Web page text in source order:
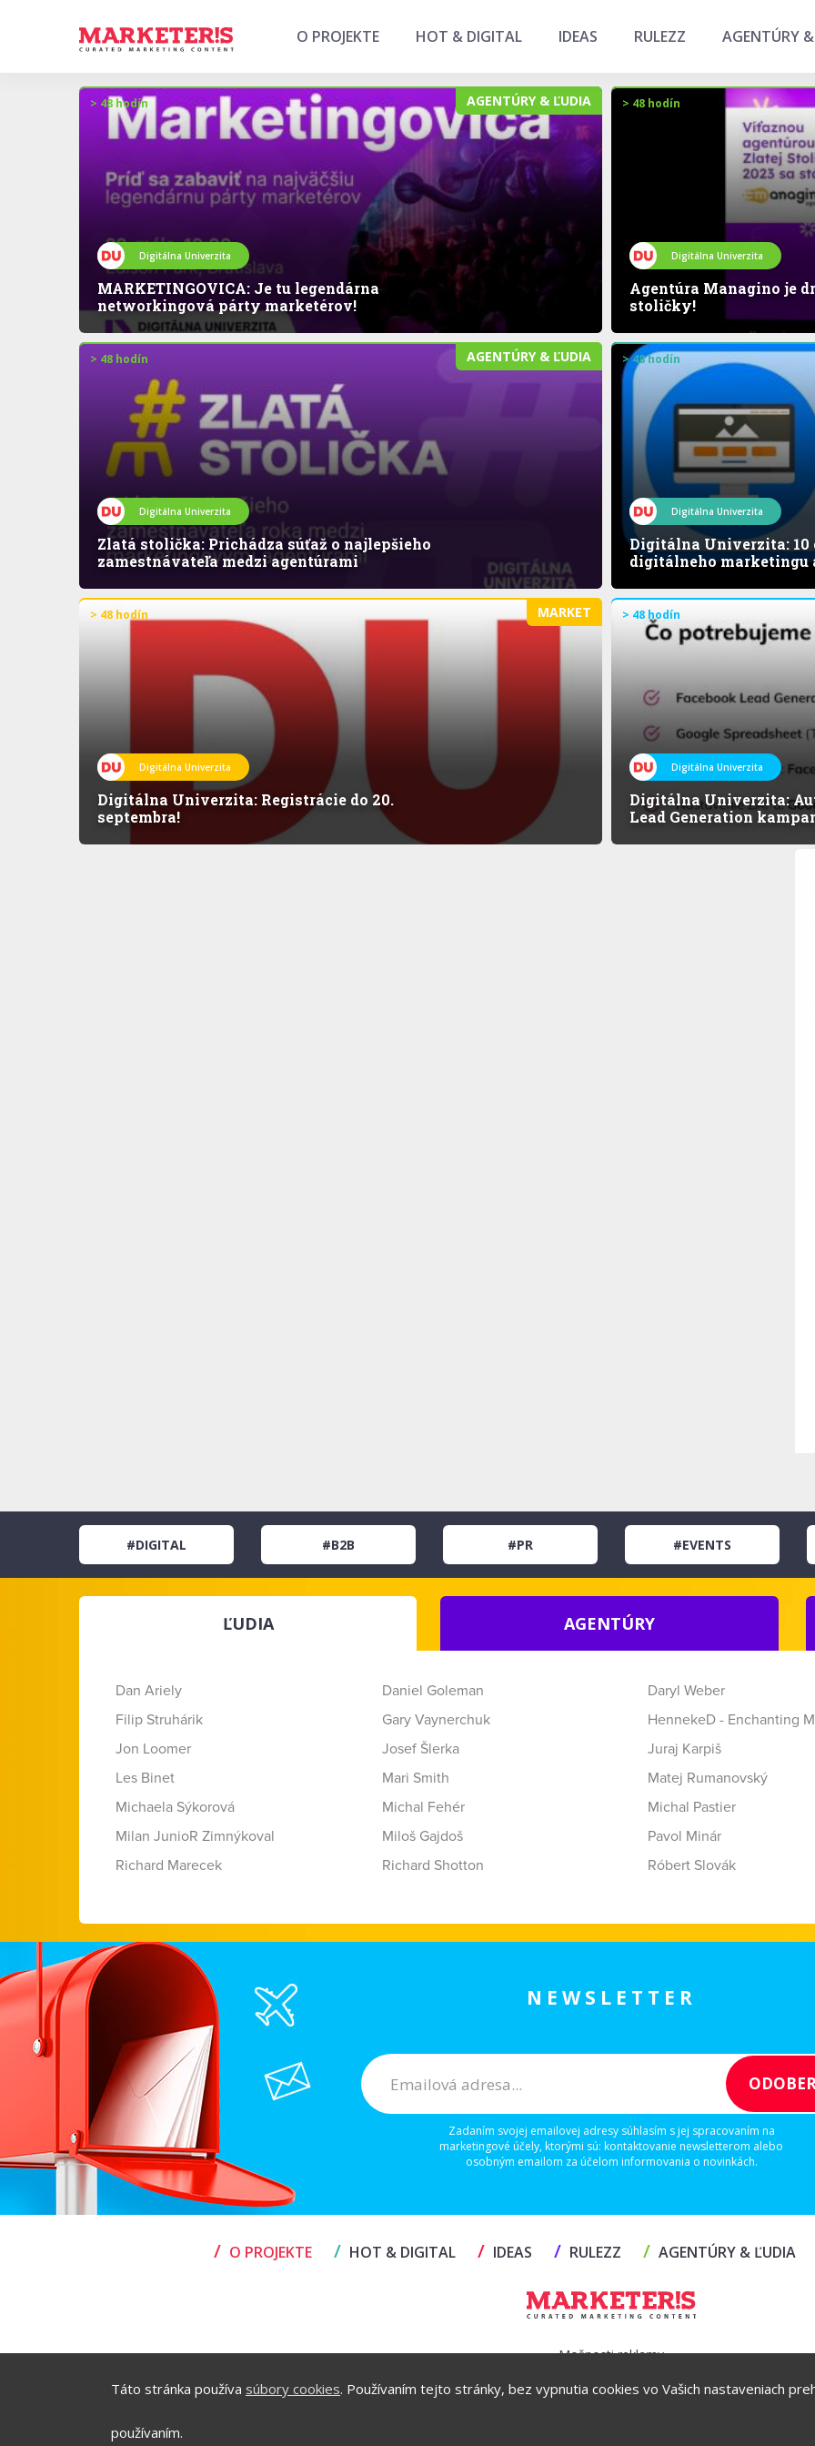
Táto stránka používa súbory cookies. Používaním tejto stránky, bez vypnutia cookies vo Vašich nastaveniach
používaním.
O PROJEKTE HOT & DIGITAL IDEAS RULEZZ AGENTÚRY
AGENTÚRY & ĽUDIA
> 48 hodín
Digitálna Univerzita
MARKETINGOVICA: Je tu legendárna
networkingová párty marketérov!
> 48 hodín
Digitálna Univerzita
Agentúra Managino je
stoličky!
AGENTÚRY & ĽUDIA
> 48 hodín
Digitálna Univerzita
Zlatá stolička: Prichádza súťaž o najlepšieho
zamestnávateľa medzi agentúrami
> 48 hodín
Digitálna Univerzita
Digitálna Univerzita: 10
digitálneho marketingu
MARKET
> 48 hodín
Digitálna Univerzita
Digitálna Univerzita: Registrácie do 20.
septembra!
> 48 hodín
Digitálna Univerzita
Digitálna Univerzita:
Lead Generation
#DIGITAL #B2B #PR #EVENTS
ĽUDIA AGENTÚRY
Dan Ariely Daniel Goleman
Daryl Weber
Filip Struhárik
Gary Vaynerchuk
HennekeD - Enchanting
Jon Loomer
Josef Šlerka
Juraj Karpiš
Les Binet
Mari Smith
Matej Rumanovský
Michaela Sýkorová
Michal Fehér
Michal Pastier
Milan JunioR Zimnýkoval
Miloš Gajdoš
Pavol Minár
Richard Marecek
Richard Shotton Róbert Slovák
NEWSLETTER
Zadaním svojej emailovej adresy súhlasím s jej spracovaním na
marketingové účely, ktorými sú: kontaktovanie newsletterom alebo
osobným emailom za účelom informovania o novinkách.
/ O PROJEKTE / HOT & DIGITAL / IDEAS / RULEZZ / AGENTÚRY & ĽUDIA
Možnosti reklamy
Copyright© 2026 by TheMarketers.biz